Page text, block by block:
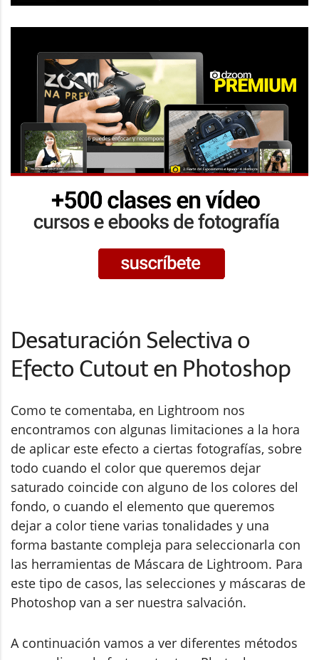
Desaturación Selectiva o
Efecto Cutout en Photoshop
Como te comentaba, en Lightroom nos
encontramos con algunas limitaciones a la hora
de aplicar este efecto a ciertas fotografías, sobre
todo cuando el color que queremos dejar
saturado coincide con alguno de los colores del
fondo, o cuando el elemento que queremos
dejar a color tiene varias tonalidades y una
forma bastante compleja para seleccionarla con
las herramientas de Máscara de Lightroom. Para
este tipo de casos, las selecciones y máscaras de
Photoshop van a ser nuestra salvación.
A continuación vamos a ver diferentes métodos